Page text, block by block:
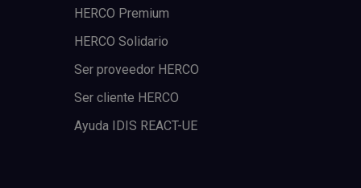
HERCO Premium
HERCO Solidario
Ser proveedor HERCO
Ser cliente HERCO
Ayuda IDIS REACT-UE